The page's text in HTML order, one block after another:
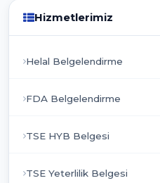
Hizmetlerimiz
Helal Belgelendirme
FDA Belgelendirme
TSE HYB Belgesi
TSE Yeterlilik Belgesi